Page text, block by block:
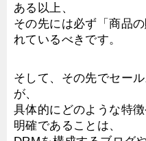
ある以上、
その先には必ず「商品
れているべきです。
そして、その先でセー
が、
具体的にどのような特
明確であることは、